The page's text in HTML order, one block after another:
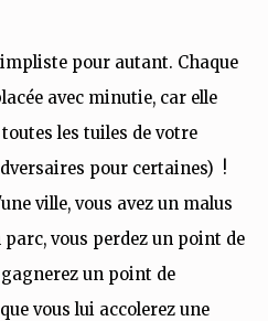
pour autant. Chaque
avec minutie, car elle
les tuiles de votre
pour certaines) !
ville, vous avez un malus
vous perdez un point de
un point de
vous lui accolerez une